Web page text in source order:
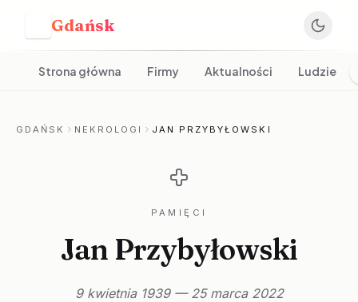
Gdańsk
Strona główna Firmy Aktualności Ludzie
GDAŃSK NEKROLOGI JAN PRZYBYŁOWSKI
PAMIĘCI
Jan Przybyłowski
9 kwietnia 1939 — 25 marca 2022